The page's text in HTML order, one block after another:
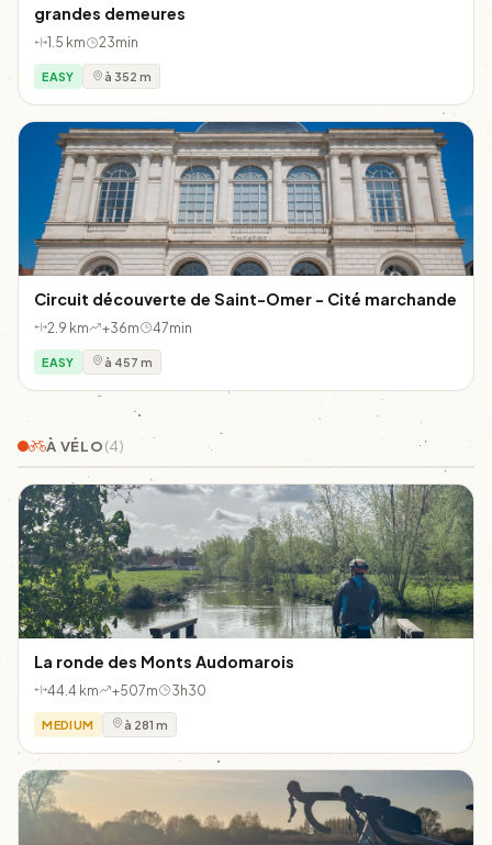
grandes demeures
1.5 km 23min
EASY à 352 m
Circuit découverte de Saint-Omer - Cité marchande
2.9 km +36m 47min
EASY à 457 m
À VÉLO(4)
La ronde des Monts Audomarois
44.4 km +507m 3h30
MEDIUM à 281 m